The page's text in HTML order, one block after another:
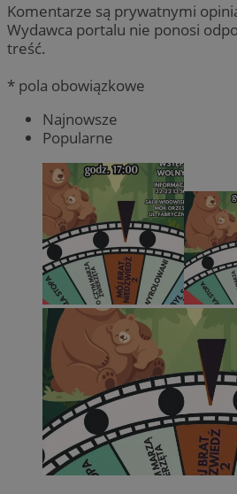
Komentarze są prywatnymi
Wydawca portalu nie ponosi
treść.
* pola obowiązkowe
Najnowsze
Popularne